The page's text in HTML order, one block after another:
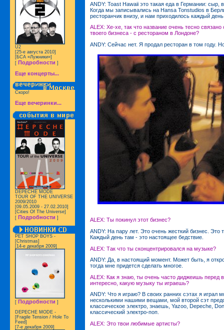
ANDY: Toast Hawaii это такая еда в Германии: сыр,
Когда мы записывались на Hansa Tonstudios в
ресторанчик внизу, и нам приходилось каждый
ALEX: Хе-хе, так что название очень тесно
твоего бизнеса - с рестораном в Лондоне?
ANDY: Сейчас нет. Я продал ресторан в том году.
ALEX: Ты покинул этот бизнес?
ANDY: На пару лет. Это очень жесткий бизнес. Это
Каждый день там - это настоящее бедствие.
ALEX: Так что ты сконцентрировался на музыке?
ANDY: Да, в настоящий момент. Может быть, я
тогда мне придется сделать многое.
ALEX: Как я знаю, ты очень часто диджеишь перед
интересно, какую музыку ты играешь?
ANDY: Что я играю? В своих ранних сэтах я играл
несколькими нашими вещами, мой второй сэт
классическое электро, знаешь, Yazoo, Depeche,
классический электро-поп.
ALEX: Это твои любимые артисты?
U2
[25-е августа 2010]
[БСА «Лужники»]
[ Подробности ]
Еще концерты...
Скоро!
Еще вечеринки...
DEPECHE MODE
TOUR OF THE UNIVERSE
2009/2010
[09.05.2009 - 27.02.2010]
[Cities Of The Universe]
[ Подробности ]
PET SHOP BOYS -
[Christmas]
[14-е декабря 2009]
[ Подробности ]
DEPECHE MODE -
[Fragile Tension / Hole To
Feed]
[7-е декабря 2009]